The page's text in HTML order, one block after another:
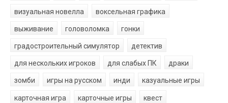
визуальная новелла воксельная графика
выживание головоломка гонки
градостроительный симулятор детектив
для нескольких игроков для слабых ПК драки
зомби игры на русском инди казуальные игры
карточная игра карточные игры квест